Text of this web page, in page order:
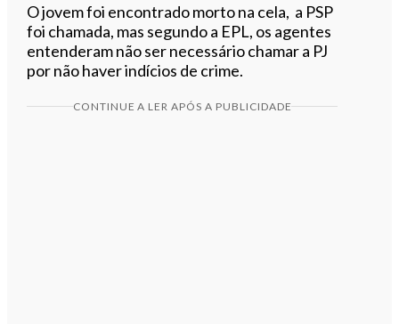
O jovem foi encontrado morto na cela, a PSP
foi chamada, mas segundo a EPL, os agentes
entenderam não ser necessário chamar a PJ
por não haver indícios de crime.
CONTINUE A LER APÓS A PUBLICIDADE